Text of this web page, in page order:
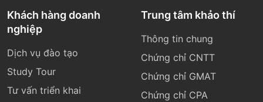
Khách hàng doanh
nghiệp
Dịch vụ đào tạo
Study Tour
Tư vấn triển khai
Trung tâm khảo thí
Thông tin chung
Chứng chỉ CNTT
Chứng chỉ GMAT
Chứng chỉ CPA